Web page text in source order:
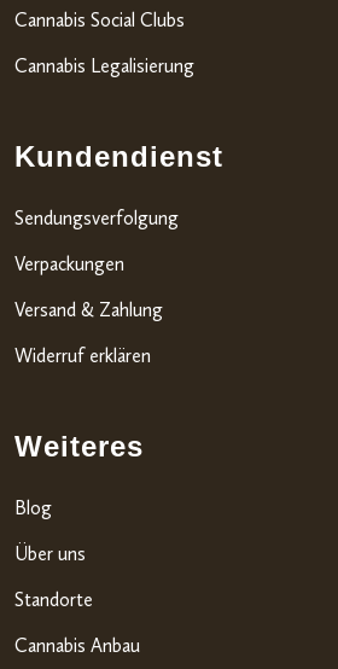
Cannabis Social Clubs
Cannabis Legalisierung
Kundendienst
Sendungsverfolgung
Verpackungen
Versand & Zahlung
Widerruf erklären
Weiteres
Blog
Über uns
Standorte
Cannabis Anbau